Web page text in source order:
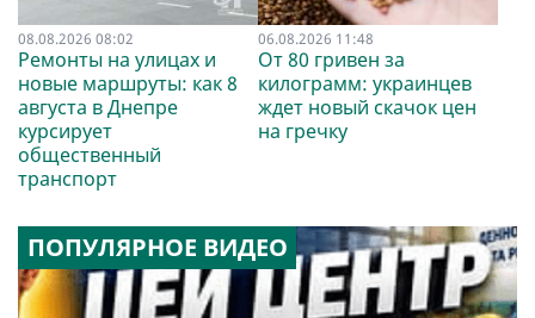
08.08.2026 08:02
Ремонты на улицах и
новые маршруты: как 8
августа в Днепре
курсирует
общественный
транспорт
06.08.2026 11:48
От 80 гривен за
килограмм: украинцев
ждет новый скачок цен
на гречку
ПОПУЛЯРНОЕ ВИДЕО